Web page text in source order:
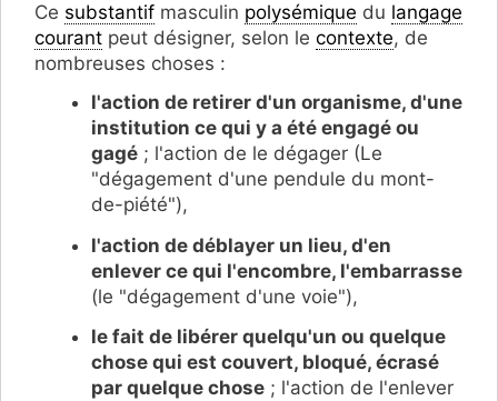
Ce substantif masculin polysémique du langage
courant peut désigner, selon le contexte, de
nombreuses choses :
l'action de retirer d'un organisme, d'une
institution ce qui y a été engagé ou
gagé ; l'action de le dégager (Le
"dégagement d'une pendule du mont-
de-piété"),
l'action de déblayer un lieu, d'en
enlever ce qui l'encombre, l'embarrasse
(le "dégagement d'une voie"),
le fait de libérer quelqu'un ou quelque
chose qui est couvert, bloqué, écrasé
par quelque chose ; l'action de l'enlever